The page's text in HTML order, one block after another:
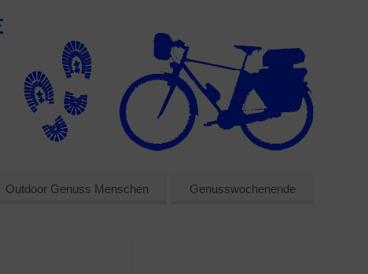
Outdoor Genuss Menschen Genusswochenende